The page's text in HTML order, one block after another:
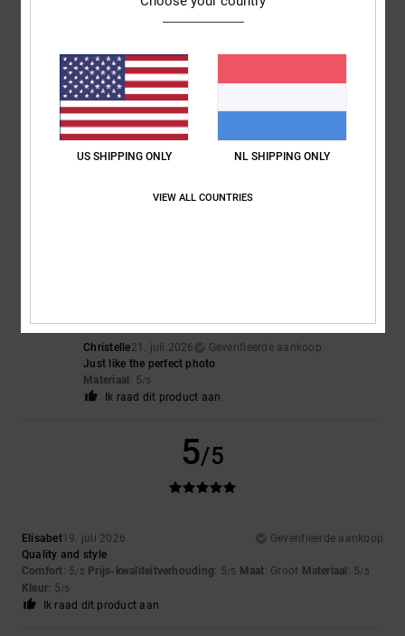
4
22. juli 2026
Geverifieerde aankoop
Christelle21. juli 2026
Geverifieerde aankoop
Just like the perfect photo
Materiaal: 5/5
Ik raad dit product aan
5/5
Elisabet19. juli 2026
Geverifieerde aankoop
Quality and style
Comfort: 5/5 Prijs-kwaliteitverhouding: 5/5 Maat: Groot Materiaal : 5/5
Kleur: 5/5
Ik raad dit product aan
US SHIPPING ONLY NL SHIPPING ONLY
VIEW ALL COUNTRIES